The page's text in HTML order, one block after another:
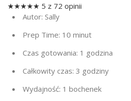
★★★★★ 5 z 72 opinii
Autor: Sally
Prep Time: 10 minut
Czas gotowania: 1 godzina
Całkowity czas: 3 godziny
Wydajność: 1 bochenek